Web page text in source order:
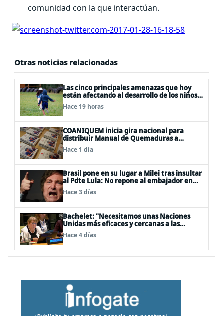
comunidad con la que interactúan.
Otras noticias relacionadas
Las cinco principales amenazas que hoy
están afectando al desarrollo de los niños
en Chile
Hace 19 horas
COANIQUEM inicia gira nacional para
distribuir Manual de Quemaduras a
profesionales de la salud
Hace 1 día
Brasil pone en su lugar a Milei tras insultar
al Pdte Lula: No repone al embajador en
BBSS y rebaja la relación bilateral
Hace 3 días
Bachelet: "Necesitamos unas Naciones
Unidas más eficaces y cercanas a las
personas"
Hace 4 días